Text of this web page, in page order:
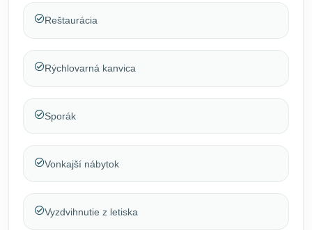
Reštaurácia
Rýchlovarná kanvica
Sporák
Vonkajší nábytok
Vyzdvihnutie z letiska